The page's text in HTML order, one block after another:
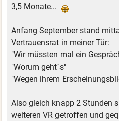
3,5 Monate...
Anfang September stand
Vertrauensrat in meiner Tür:
"Wir müssten mal ein
"Worum geht`s"
"Wegen ihrem
Also gleich knapp 2 Stunden
weiteren VR getroffen und